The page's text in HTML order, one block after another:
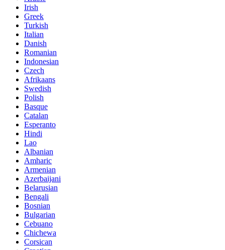
Irish
Greek
Turkish
Italian
Danish
Romanian
Indonesian
Czech
Afrikaans
Swedish
Polish
Basque
Catalan
Esperanto
Hindi
Lao
Albanian
Amharic
Armenian
Azerbaijani
Belarusian
Bengali
Bosnian
Bulgarian
Cebuano
Chichewa
Corsican